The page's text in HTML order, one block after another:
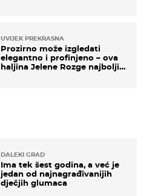
DALEKI GRAD
Ima tek šest godina, a već je
jedan od najnagrađivanijih
dječjih glumaca
UVIJEK PREKRASNA
Prozirno može izgledati
elegantno i profinjeno – ova
haljina Jelene Rozge najbolji